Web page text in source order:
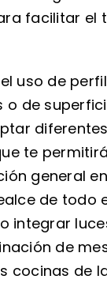
facilitar el
uso de
o de
te
general
de todo
integrar
de
cocinas de